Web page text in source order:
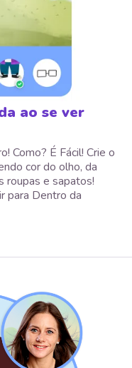
ao se ver
Como? É Fácil! Crie o
cor do olho, da
roupas e sapatos!
para Dentro da